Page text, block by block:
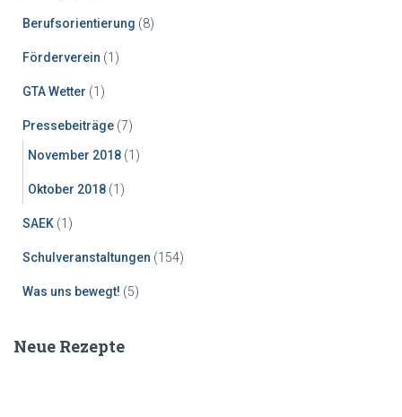
Berufsorientierung (8)
Förderverein (1)
GTA Wetter (1)
Pressebeiträge (7)
November 2018 (1)
Oktober 2018 (1)
SAEK (1)
Schulveranstaltungen (154)
Was uns bewegt! (5)
Neue Rezepte